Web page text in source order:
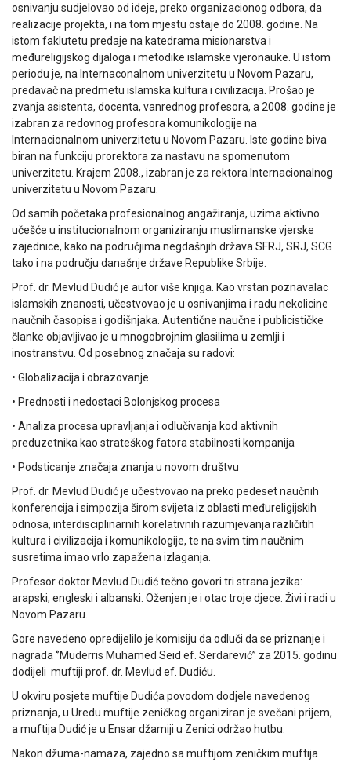
osnivanju sudjelovao od ideje, preko organizacionog odbora, da
realizacije projekta, i na tom mjestu ostaje do 2008. godine. Na
istom faklutetu predaje na katedrama misionarstva i
međureligijskog dijaloga i metodike islamske vjeronauke. U istom
periodu je, na Internaconalnom univerzitetu u Novom Pazaru,
predavač na predmetu islamska kultura i civilizacija. Prošao je
zvanja asistenta, docenta, vanrednog profesora, a 2008. godine je
izabran za redovnog profesora komunikologije na
Internacionalnom univerzitetu u Novom Pazaru. Iste godine biva
biran na funkciju prorektora za nastavu na spomenutom
univerzitetu. Krajem 2008., izabran je za rektora Internacionalnog
univerzitetu u Novom Pazaru.
Od samih početaka profesionalnog angažiranja, uzima aktivno
učešće u institucionalnom organiziranju muslimanske vjerske
zajednice, kako na područjima negdašnjih država SFRJ, SRJ, SCG
tako i na području današnje države Republike Srbije.
Prof. dr. Mevlud Dudić je autor više knjiga. Kao vrstan poznavalac
islamskih znanosti, učestvovao je u osnivanjima i radu nekolicine
naučnih časopisa i godišnjaka. Autentične naučne i publicističke
članke objavljivao je u mnogobrojnim glasilima u zemlji i
inostranstvu. Od posebnog značaja su radovi:
• Globalizacija i obrazovanje
• Prednosti i nedostaci Bolonjskog procesa
• Analiza procesa upravljanja i odlučivanja kod aktivnih
preduzetnika kao strateškog fatora stabilnosti kompanija
• Podsticanje značaja znanja u novom društvu
Prof. dr. Mevlud Dudić je učestvovao na preko pedeset naučnih
konferencija i simpozija širom svijeta iz oblasti međureligijskih
odnosa, interdisciplinarnih korelativnih razumjevanja različitih
kultura i civilizacija i komunikologije, te na svim tim naučnim
susretima imao vrlo zapažena izlaganja.
Profesor doktor Mevlud Dudić tečno govori tri strana jezika:
arapski, engleski i albanski. Oženjen je i otac troje djece. Živi i radi u
Novom Pazaru.
Gore navedeno opredijelilo je komisiju da odluči da se priznanje i
nagrada ‘’Muderris Muhamed Seid ef. Serdarević’’ za 2015. godinu
dodijeli muftiji prof. dr. Mevlud ef. Dudiću.
U okviru posjete muftije Dudića povodom dodjele navedenog
priznanja, u Uredu muftije zeničkog organiziran je svečani prijem,
a muftija Dudić je u Ensar džamiji u Zenici održao hutbu.
Nakon džuma-namaza, zajedno sa muftijom zeničkim muftija